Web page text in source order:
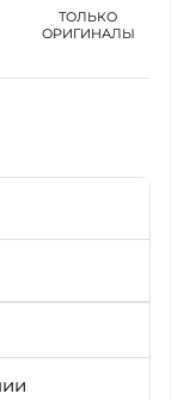
ТОЛЬКО
ОРИГИНАЛЫ